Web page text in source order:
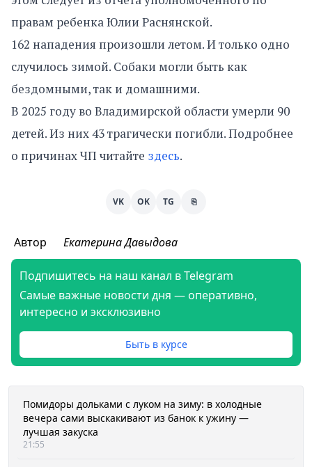
правам ребенка Юлии Раснянской.
162 нападения произошли летом. И только одно
случилось зимой. Собаки могли быть как
бездомными, так и домашними.
В 2025 году во Владимирской области умерли 90
детей. Из них 43 трагически погибли. Подробнее
о причинах ЧП читайте здесь.
VK OK TG ⎘
Автор Екатерина Давыдова
Подпишитесь на наш канал в Telegram
Самые важные новости дня — оперативно,
интересно и эксклюзивно
Быть в курсе
Помидоры дольками с луком на зиму: в холодные
вечера сами выскакивают из банок к ужину —
лучшая закуска
21:55